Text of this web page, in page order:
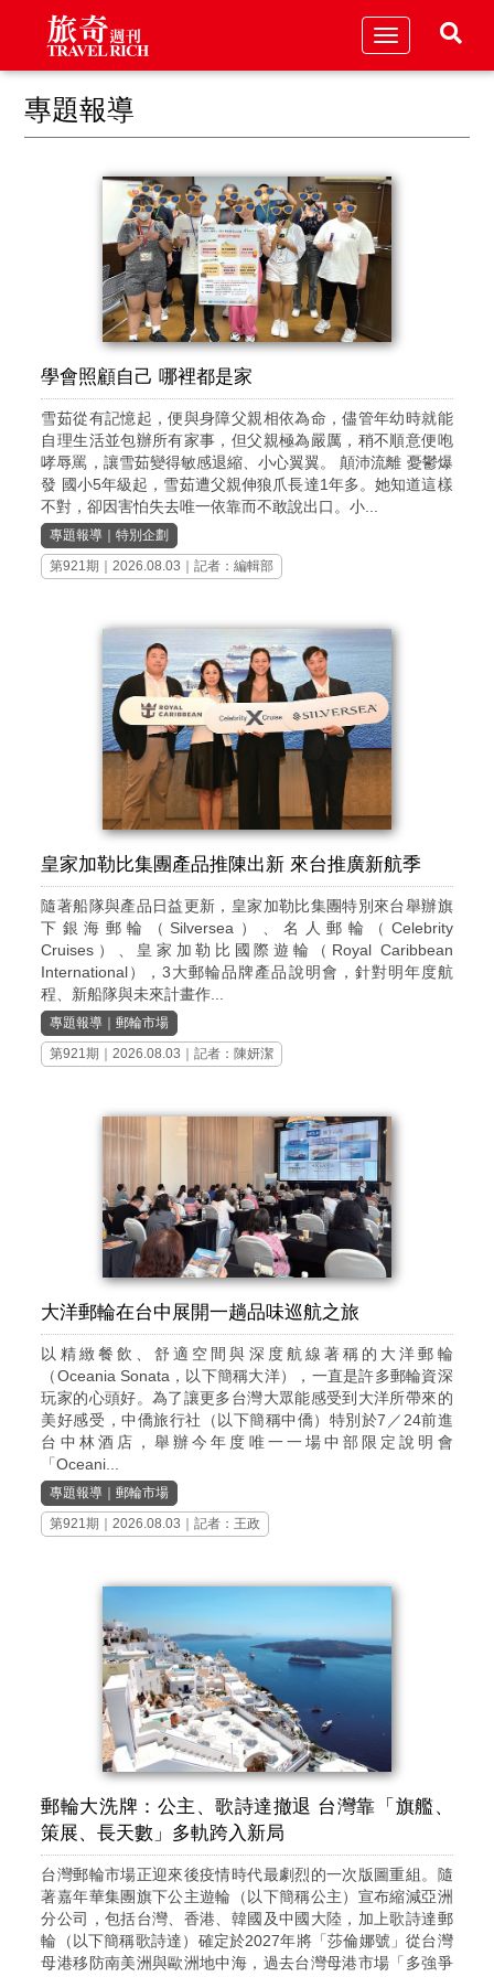
Toggle
專題報導
學會照顧自己 哪裡都是家
雪茹從有記憶起，便與身障父親相依為命，儘管年幼時就能
自理生活並包辦所有家事，但父親極為嚴厲，稍不順意便咆
哮辱罵，讓雪茹變得敏感退縮、小心翼翼。 顛沛流離 憂鬱爆
發 國小5年級起，雪茹遭父親伸狼爪長達1年多。她知道這樣
不對，卻因害怕失去唯一依靠而不敢說出口。小...
專題報導 ｜特別企劃
第921期
｜2026.08.03｜記者：編輯部
皇家加勒比集團產品推陳出新 來台推廣新航季
隨著船隊與產品日益更新，皇家加勒比集團特別來台舉辦旗
下銀海郵輪（Silversea）、名人郵輪（Celebrity
Cruises）、皇家加勒比國際遊輪（Royal Caribbean
International），3大郵輪品牌產品說明會，針對明年度航
程、新船隊與未來計畫作...
專題報導 ｜郵輪市場
第921期 ｜2026.08.03｜記者：陳妍潔
大洋郵輪在台中展開一趟品味巡航之旅
以精緻餐飲、舒適空間與深度航線著稱的大洋郵輪
（Oceania Sonata，以下簡稱大洋），一直是許多郵輪資深
玩家的心頭好。為了讓更多台灣大眾能感受到大洋所帶來的
美好感受，中僑旅行社（以下簡稱中僑）特別於7／24前進
台中林酒店，舉辦今年度唯一一場中部限定說明會
「Oceani...
專題報導 ｜郵輪市場
第921期
｜2026.08.03｜記者：王政
郵輪大洗牌：公主、歌詩達撤退 台灣靠「旗艦、
策展、長天數」多軌跨入新局
台灣郵輪市場正迎來後疫情時代最劇烈的一次版圖重組。隨
著嘉年華集團旗下公主遊輪（以下簡稱公主）宣布縮減亞洲
分公司，包括台灣、香港、韓國及中國大陸，加上歌詩達郵
輪（以下簡稱歌詩達）確定於2027年將「莎倫娜號」從台灣
母港移防南美洲與歐洲地中海，過去台灣母港市場「多強爭